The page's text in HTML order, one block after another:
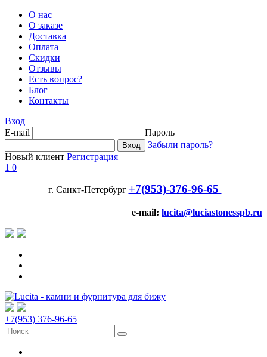
О нас
О заказе
Доставка
Оплата
Скидки
Отзывы
Есть вопрос?
Блог
Контакты
Вход
E-mail
Пароль
Забыли пароль?
Новый клиент Регистрация
1 0
г. Санкт-Петербург +7(953)-376-96-65
e-mail: lucita@luciastonesspb.ru
+7(953) 376-96-65